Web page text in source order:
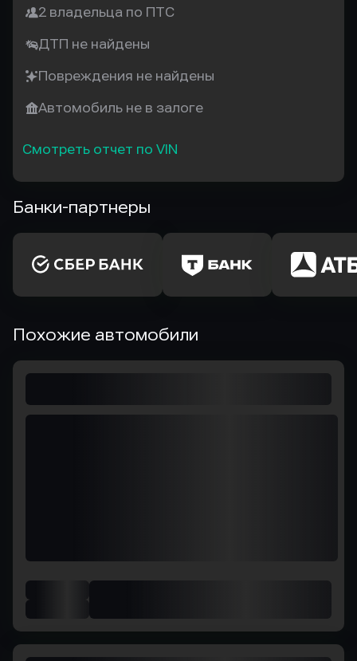
2 владельца по ПТС
ДТП не найдены
Повреждения не найдены
Автомобиль не в залоге
Смотреть отчет по VIN
Банки-партнеры
Похожие автомобили